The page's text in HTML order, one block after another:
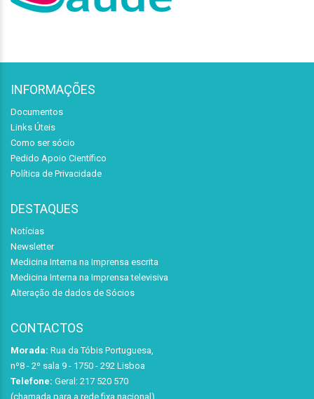
INFORMAÇÕES
Documentos
Links Úteis
Como ser sócio
Pedido Apoio Científico
Política de Privacidade
DESTAQUES
Notícias
Newsletter
Medicina Interna na Imprensa escrita
Medicina Interna na Imprensa televisiva
Alteração de dados de Sócios
CONTACTOS
Morada: Rua da Tóbis Portuguesa,
nº8 - 2º sala 9 - 1750 - 292 Lisboa
Telefone: Geral: 217 520 570
(chamada para a rede fixa nacional)